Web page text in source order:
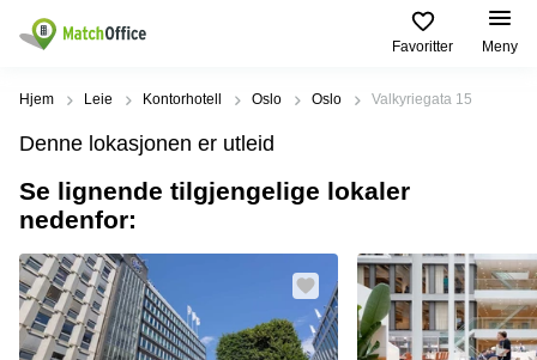
Favoritter Meny
Leie/utleie
Produktsider
Kontor
Kontorhoteller
Virtuelt
kontor
Populære
Byer
Næringslokaler
til leie Oslo
Kontorhotell
Oslo
Coworking
Populære
søk
Innspurten
11 Oslo
Hoffsveien
1 Oslo
Henrik
Hjelp
Om oss
Opprett annonse
Pris
Hjem Leie Kontorhotell Oslo Oslo Valkyriegata 15
Denne lokasjonen er utleid
Se lignende tilgjengelige lokaler
nedenfor: